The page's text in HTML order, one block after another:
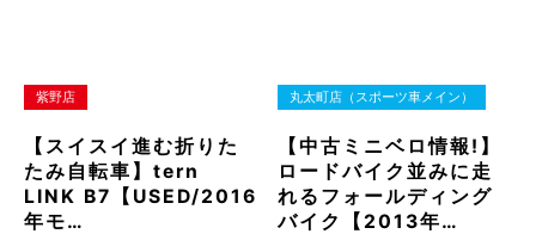
紫野店
【スイスイ進む折りた
たみ自転車】tern
LINK B7【USED/2016
年モ…
丸太町店（スポーツ車メイン）
【中古ミニベロ情報!】
ロードバイク並みに走
れるフォールディング
バイク【2013年…